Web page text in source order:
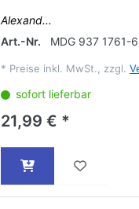
Alexand...
Art.-Nr.
MDG 937 1761-6
* Preise inkl. MwSt., zzgl.
sofort lieferbar
21,99 € *